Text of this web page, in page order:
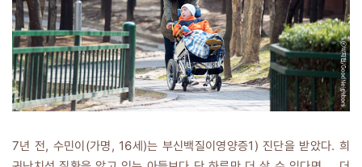
7년 전, 수민이(가명, 16세)는 부신백질이영양증1) 진단을 받았다. 희